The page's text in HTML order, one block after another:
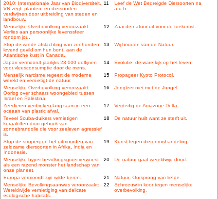
2010: Internationale Jaar van Biodiversiteit.
VN zegt: planten- en diersoorten
verdwijnen door uitbreiding van steden en
landbouw.
11
Leef de Wet Bedreigde Diersoorten na
a.u.b.
Menselijke Overbevolking veroorzaakt:
Verlies aan persoonlijke levenssfeer
rondom jou.
12 Zaai de natuur uit voor de toekomst.
Stop de wrede afslachting van zeehonden,
levend gevild om hun bont, aan de
Atlantische kust in Canada..
13 Wij houden van de Natuur.
Japan vermoordt jaarlijks 23.000 dolfijnen
voor vleesconsumptie door de mens.
14 Evolutie: de ware kijk op het leven.
Menselijk narcisme regeert de moderne
wereld en vernietigt de natuur.
15 Propageer Kyoto Protocol.
Menselijke Overbevolking veroorzaakt:
Oorlog over schaars woongebied tussen
Israel en Palestina.
16 Jongleer niet met de Jungel.
Zeedieren verdrinken langzaam in een
oceaan van plastic afval.
17 Verdedig de Amazone Delta.
Teveel Scuba-duikers vernietigen
koraalriffen door gebruik van
zonnebrandolie die voor zeeleven agressief
is.
18 De natuur huilt want ze sterft uit.
Stop de stroperij en het uitmoorden van
zeldzame diersoorten in Afrika, India en
Indonesie.
19 Kunst tegen dierenmishandeling.
Menselijke hyper bevolkingsgroei verwoest
als een razend monster het landschap van
onze planeet.
20 De natuur gaat wereldwijd dood.
Europa vermoordt zijn wilde beren. 21
Natuur: Oorsprong van liefde.
Menselijke Bevolkingsaanwas veroorzaakt:
Wereldwijde vernietiging van delicate
ecologische habitats.
22
Schreeuw in koor tegen menselijke
overbevolking.